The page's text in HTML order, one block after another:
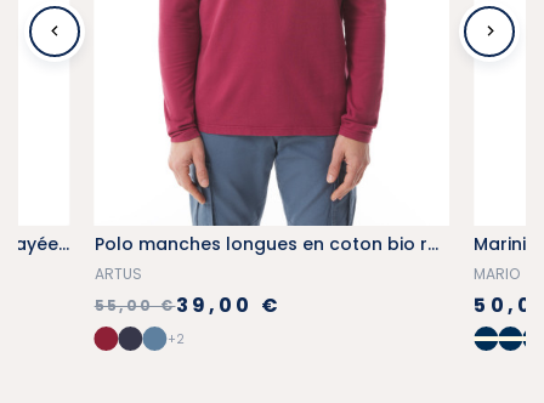
Chaussettes hautes en bambou rayées bleu marine-écru Polo manches longues en coton bio rouge brique
ARTUS
55,00 €39,00 €
+2
MARIO